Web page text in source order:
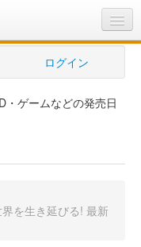
ログイン
・ゲームなどの発売日
を生き延びる! 最新